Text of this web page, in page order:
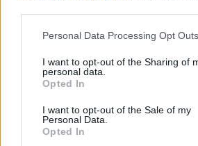
Personal Data Processing Opt Outs
I want to opt-out of the Sharing of
personal data.
Opted In
I want to opt-out of the Sale of my
Personal Data.
Opted In
Anno di Fondazione:
Stadio:Selhurst Park (26.255)
Presidente:Steve Parish
Manager:Oliver Glasner